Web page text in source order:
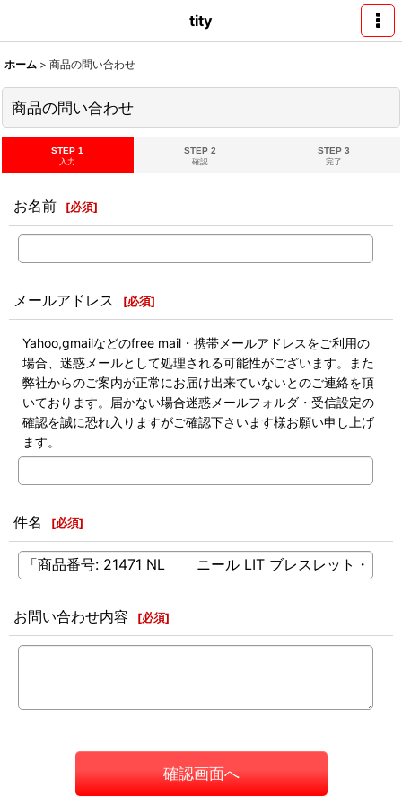
tity
ホーム > 商品の問い合わせ
商品の問い合わせ
STEP 1
入力
STEP 2
確認
STEP 3
完了
お名前 [必須]
メールアドレス [必須]
Yahoo,gmailなどのfree mail・携帯メールアドレスをご利用の
場合、迷惑メールとして処理される可能性がございます。また
弊社からのご案内が正常にお届け出来ていないとのご連絡を頂
いております。届かない場合迷惑メールフォルダ・受信設定の
確認を誠に恐れ入りますがご確認下さいます様お願い申し上げ
ます。
件名 [必須]
お問い合わせ内容 [必須]
確認画面へ